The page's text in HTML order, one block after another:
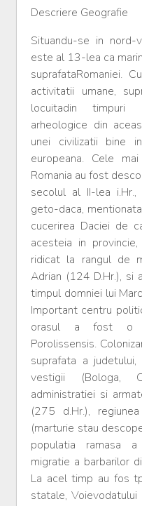
Descriere Geografie
Situandu-se in nord-
este al 13-lea ca
suprafataRomaniei.
activitatii umane,
locuitadin timpuri
arheologice din
unei civilizatii bine
europeana. Cele
Romania au fost
secolul al II-lea
geto-daca,
cucerirea Daciei de
acesteia in
ridicat la rangul de
Adrian (124 D.Hr.), si
timpul domniei lui
Important centru
orasul a fost o
Porolissensis.
suprafata a
vestigii (Bologa,
administratiei si
(275 d.Hr.),
(marturie stau
populatia ramasa
migratie a barbarilor
La acel timp au fos
statale,